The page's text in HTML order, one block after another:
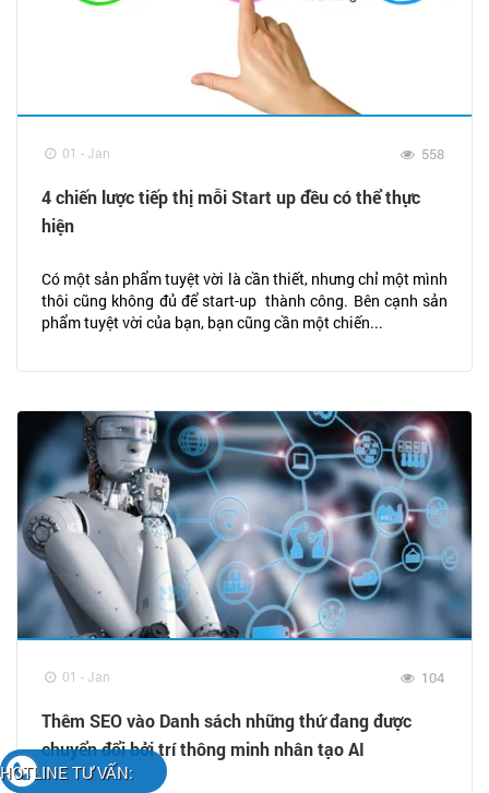
01 - Jan 558
4 chiến lược tiếp thị mỗi Start up đều có thể thực
hiện
Có một sản phẩm tuyệt vời là cần thiết, nhưng chỉ một mình
thôi cũng không đủ để start-up thành công. Bên cạnh sản
phẩm tuyệt vời của bạn, bạn cũng cần một chiến...
01 - Jan 104
Thêm SEO vào Danh sách những thứ đang được
chuyển đổi bởi trí thông minh nhân tạo AI
HOTLINE TƯ VẤN: